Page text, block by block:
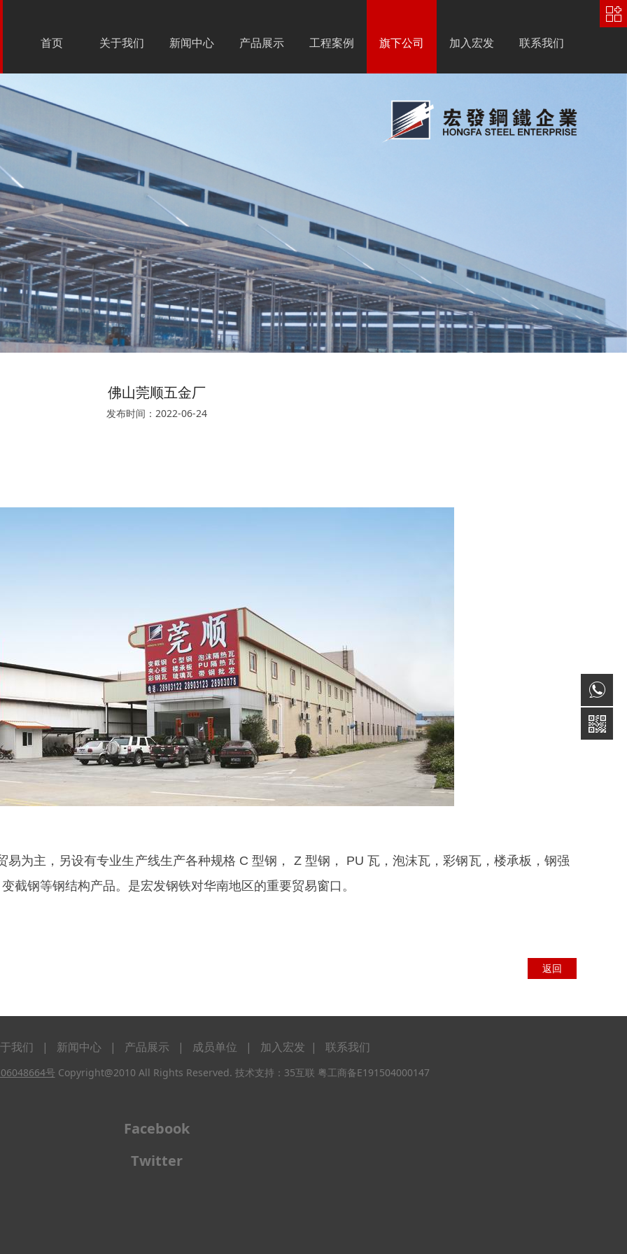
首页 关于我们 新闻中心 产品展示 工程案例 旗下公司 加入宏发 联系我们
佛山莞顺五金厂
发布时间：2022-06-24
主，另设有专业生产线生产各种规格 C 型钢， Z 型钢， PU 瓦，泡沫瓦，彩钢瓦，楼承板，钢强
截钢等钢结构产品。是宏发钢铁对华南地区的重要贸易窗口。
返回
我们 | 新闻中心 | 产品展示 | 成员单位 | 加入宏发 | 联系我们
号 Copyright@2010 All Rights Reserved. 技术支持：35互联 粤工商备E191504000147
Facebook
Twitter